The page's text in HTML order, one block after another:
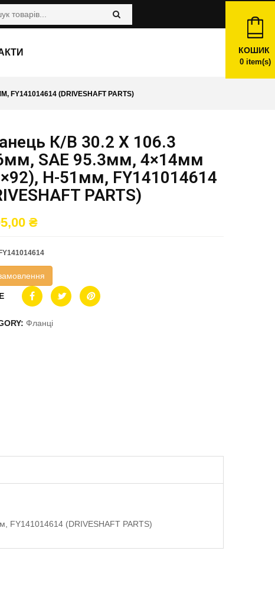
КОШИК
0item(s)
(DRIVESHAFT PARTS)
К/в 30.2 X 106.3
SAE 95.3мм, 4×14мм
H-51мм, FY141014614
PARTS)
₴
FY141014614
Фланці
(DRIVESHAFT PARTS)